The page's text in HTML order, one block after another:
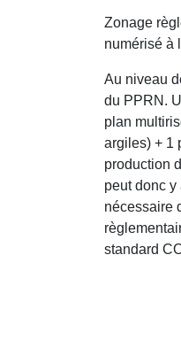
Zonage
numérisé à
Au niveau
du PPRN.
plan
argiles) + 1
production
peut donc
nécessaire
standard